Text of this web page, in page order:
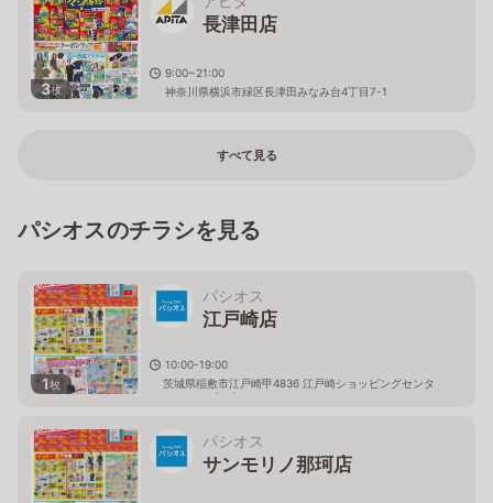
3枚
長津田店
9:00~21:00
神奈川県横浜市緑区長津田みなみ台4丁目7-1
すべて見る
パシオスのチラシを見る
1枚
パシオス
江戸崎店
10:00-19:00
茨城県稲敷市江戸崎甲4836 江戸崎ショッピングセンタ
ー（パンプ）内
パシオス
サンモリノ那珂店